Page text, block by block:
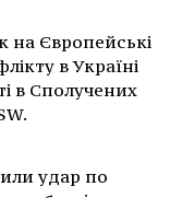
на Європейські
в Україні
в Сполучених
удар по